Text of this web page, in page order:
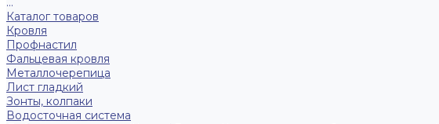
Каталог товаров
Кровля
Профнастил
Фальцевая кровля
Металлочерепица
Лист гладкий
Зонты, колпаки
Водосточная система